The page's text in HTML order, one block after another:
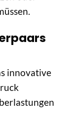
innovative